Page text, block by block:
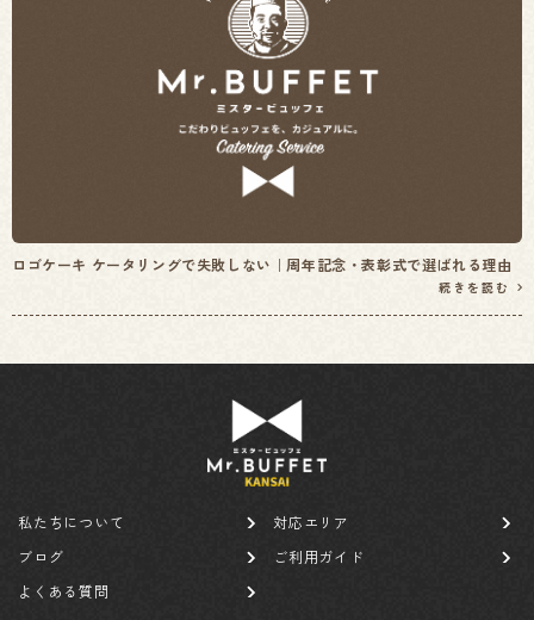
ロゴケーキ ケータリングで失敗しない｜周年記念・表彰式で選ばれる理由
続きを読む
私たちについて
対応エリア
ブログ
ご利用ガイド
よくある質問